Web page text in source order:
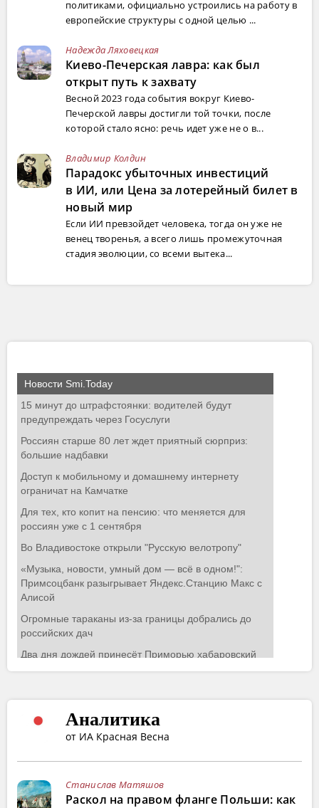
политиками, официально устроились на работу в
европейские структуры с одной целью ...
Надежда Ляховецкая
Киево-Печерская лавра: как был
открыт путь к захвату
Весной 2023 года события вокруг Киево-
Печерской лавры достигли той точки, после
которой стало ясно: речь идет уже не о в...
Владимир Колдин
Парадокс убыточных инвестиций
в ИИ, или Цена за лотерейный билет в
новый мир
Если ИИ превзойдет человека, тогда он уже не
венец творенья, а всего лишь промежуточная
стадия эволюции, со всеми вытека...
Аналитика
от ИА Красная Весна
Станислав Матяшов
Раскол на правом фланге Польши: как